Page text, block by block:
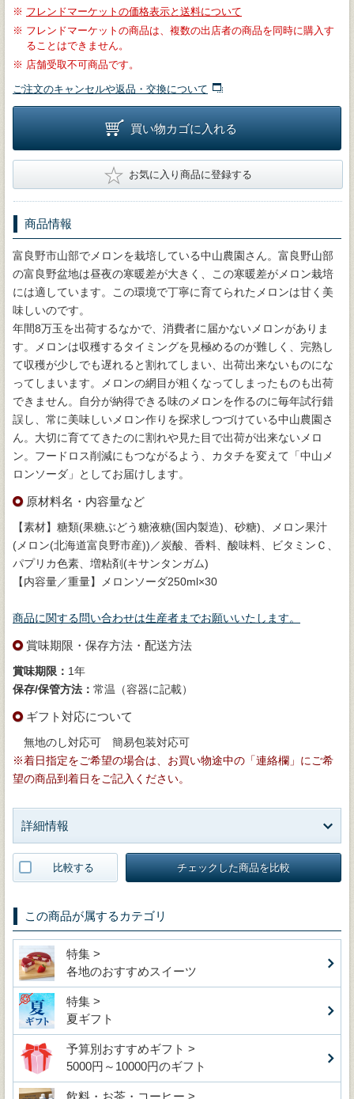
※ フレンドマーケットの価格表示と送料について
※ フレンドマーケットの商品は、複数の出店者の商品を同時に購入す
ることはできません。
※ 店舗受取不可商品です。
ご注文のキャンセルや返品・交換について
買い物カゴに入れる
★ お気に入り商品に登録する
商品情報
富良野市山部でメロンを栽培している中山農園さん。富良野山部
の富良野盆地は昼夜の寒暖差が大きく、この寒暖差がメロン栽培
には適しています。この環境で丁寧に育てられたメロンは甘く美
味しいのです。
年間8万玉を出荷するなかで、消費者に届かないメロンがありま
す。メロンは収穫するタイミングを見極めるのが難しく、完熟し
て収穫が少しでも遅れると割れてしまい、出荷出来ないものにな
ってしまいます。メロンの網目が粗くなってしまったものも出荷
できません。自分が納得できる味のメロンを作るのに毎年試行錯
誤し、常に美味しいメロン作りを探求しつづけている中山農園さ
ん。大切に育ててきたのに割れや見た目で出荷が出来ないメロ
ン。フードロス削減にもつながるよう、カタチを変えて「中山メ
ロンソーダ」としてお届けします。
原材料名・内容量など
【素材】糖類(果糖ぶどう糖液糖(国内製造)、砂糖)、メロン果汁
(メロン(北海道富良野市産))／炭酸、香料、酸味料、ビタミンＣ、
パプリカ色素、増粘剤(キサンタンガム)
【内容量／重量】メロンソーダ250ml×30
商品に関する問い合わせは生産者までお願いいたします。
賞味期限・保存方法・配送方法
賞味期限： 1年
保存/保管方法： 常温（容器に記載）
ギフト対応について
無地のし対応可 簡易包装対応可
※着日指定をご希望の場合は、お買い物途中の「連絡欄」にご希
望の商品到着日をご記入ください。
詳細情報
比較する チェックした商品を比較
この商品が属するカテゴリ
特集 >
各地のおすすめスイーツ
特集 >
夏ギフト
予算別おすすめギフト >
5000円～10000円のギフト
飲料・お茶・コーヒー >